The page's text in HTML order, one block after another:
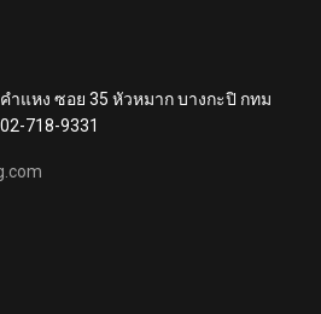
ำแหง ซอย 35 หัวหมาก บางกะปิ กทม
718-9331